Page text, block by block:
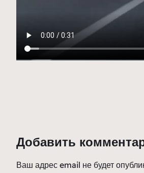
Добавить
Ваш адрес email не будет